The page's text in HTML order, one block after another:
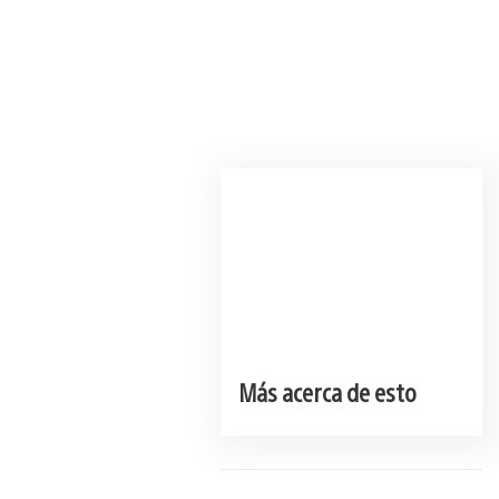
Más acerca de esto